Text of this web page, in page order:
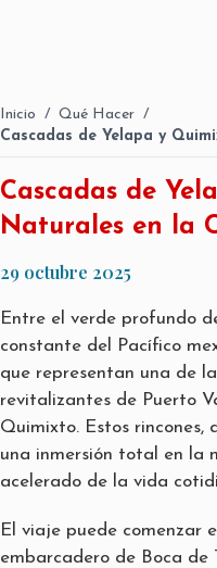
Inicio / Qué Hacer /
Cascadas de Yelapa y
Cascadas de
Naturales en la
29 octubre 2025
Entre el verde profundo
constante del Pacífico
que representan una de
revitalizantes de Puerto
Quimixto. Estos rincones,
una inmersión total en la
acelerado de la vida
El viaje puede comenzar
embarcadero de Boca de